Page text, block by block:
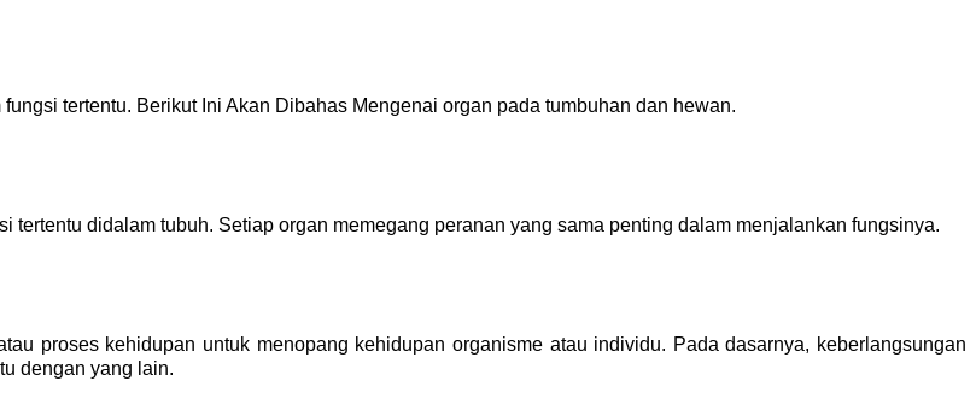
tertentu. Berikut Ini Akan Dibahas Mengenai organ pada tumbuhan dan hewan.
didalam tubuh. Setiap organ memegang peranan yang sama penting dalam menjalankan fungsinya.
proses kehidupan untuk menopang kehidupan organisme atau individu. Pada dasarnya, keberlangsungan
dengan yang lain.